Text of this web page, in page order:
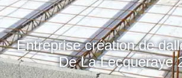
Entreprise création de
De La Lecqueraye